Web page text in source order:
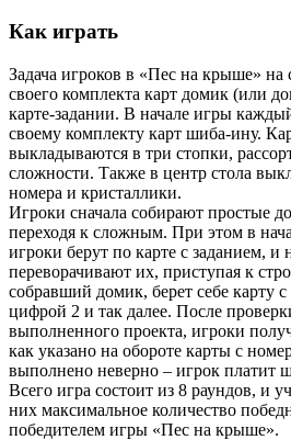
Как играть
Задача игроков в «Пес на крыше» на
своего комплекта карт домик (или
карте-задании. В начале игры
своему комплекту карт шиба-ину.
выкладываются в три стопки,
сложности. Также в центр стола
номера и кристаллики.
Игроки сначала собирают простые
переходя к сложным. При этом в
игроки берут по карте с заданием, и
переворачивают их, приступая к
собравший домик, берет себе карту
цифрой 2 и так далее. После
выполненного проекта, игроки
как указано на обороте карты с
выполнено неверно – игрок платит
Всего игра состоит из 8 раундов, и
них максимальное количество
победителем игры «Пес на крыше».